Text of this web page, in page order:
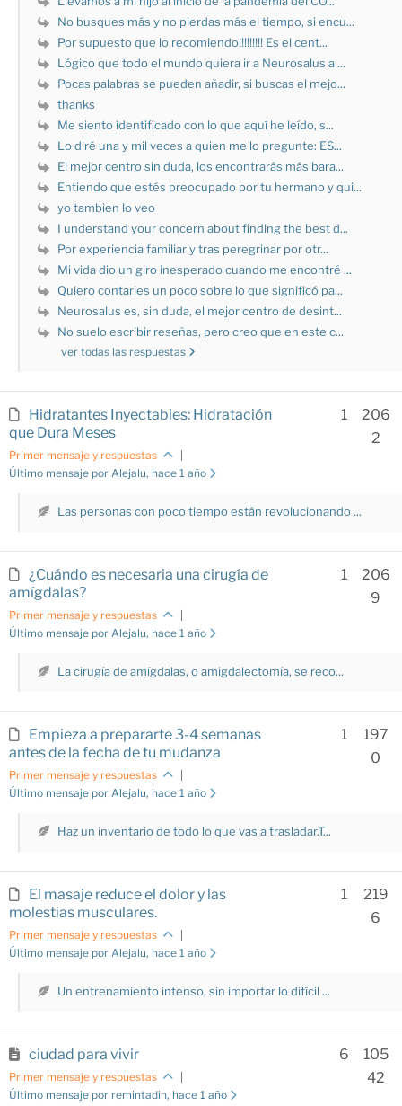
No busques más y no pierdas más el tiempo, si encu...
Por supuesto que lo recomiendo!!!!!!!!! Es el cent...
Lógico que todo el mundo quiera ir a Neurosalus a ...
Pocas palabras se pueden añadir, si buscas el mejo...
thanks
Me siento identificado con lo que aquí he leído, s...
Lo diré una y mil veces a quien me lo pregunte: ES...
El mejor centro sin duda, los encontrarás más bara...
Entiendo que estés preocupado por tu hermano y qui...
yo tambien lo veo
I understand your concern about finding the best d...
Por experiencia familiar y tras peregrinar por otr...
Mi vida dio un giro inesperado cuando me encontré ...
Quiero contarles un poco sobre lo que significó pa...
Neurosalus es, sin duda, el mejor centro de desint...
No suelo escribir reseñas, pero creo que en este c...
ver todas las respuestas
Hidratantes Inyectables: Hidratación
que Dura Meses
Primer mensaje y respuestas
|
Último mensaje por Alejalu, hace 1 año
206
2
1
Las personas con poco tiempo están revolucionando ...
¿Cuándo es necesaria una cirugía de
amígdalas?
Primer mensaje y respuestas
|
Último mensaje por Alejalu, hace 1 año
206
9
1
La cirugía de amígdalas, o amigdalectomía, se reco...
Empieza a prepararte 3-4 semanas
antes de la fecha de tu mudanza
Primer mensaje y respuestas
|
Último mensaje por Alejalu, hace 1 año
197
0
1
Haz un inventario de todo lo que vas a trasladar.T...
El masaje reduce el dolor y las
molestias musculares.
Primer mensaje y respuestas
|
Último mensaje por Alejalu, hace 1 año
219
6
1
Un entrenamiento intenso, sin importar lo difícil ...
ciudad para vivir
Primer mensaje y respuestas
|
Último mensaje por remintadin, hace 1 año
105
42
6